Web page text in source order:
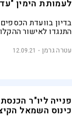
לעמותת הימין
בדיון בוועדת
התנגדו לאישור
משפט שדה והם
עטרה גרמן 12.09.21
פנייה ליו"ר
כינוס השמאל